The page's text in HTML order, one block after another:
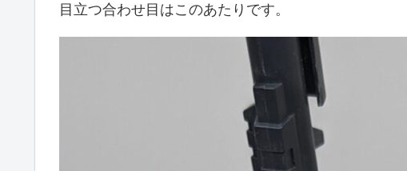
目立つ合わせ目はこのあたりです。